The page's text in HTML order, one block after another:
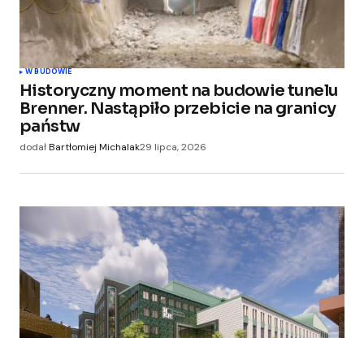
W BUDOWIE
Historyczny moment na budowie tunelu
Brenner. Nastąpiło przebicie na granicy
państw
dodałBartłomiej Michalak29 lipca, 2026